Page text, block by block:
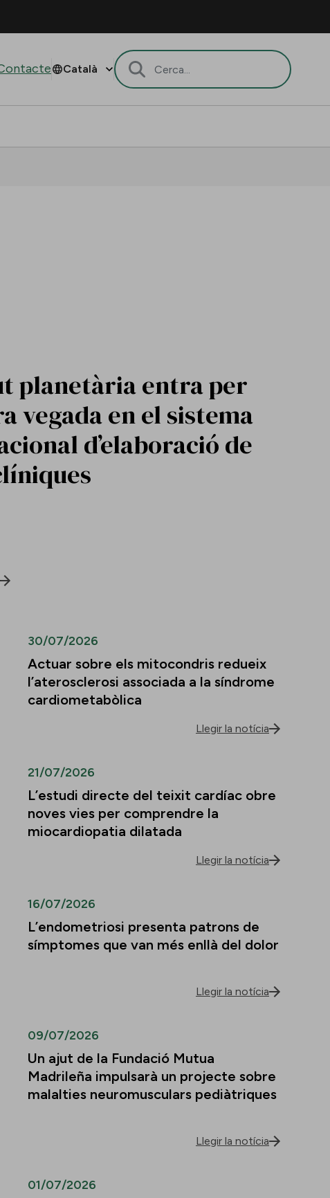
planetària entra per
vegada en el sistema
d’elaboració de
30/07/2026
Actuar sobre els mitocondris redueix
l’aterosclerosi associada a la síndrome
cardiometabòlica
Llegir la notícia
21/07/2026
L’estudi directe del teixit cardíac obre
noves vies per comprendre la
miocardiopatia dilatada
Llegir la notícia
16/07/2026
L’endometriosi presenta patrons de
símptomes que van més enllà del dolor
Llegir la notícia
09/07/2026
Un ajut de la Fundació Mutua
Madrileña impulsarà un projecte sobre
malalties neuromusculars pediàtriques
Llegir la notícia
01/07/2026